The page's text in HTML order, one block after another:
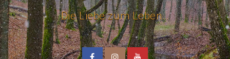
Die Liebe zum Leben…